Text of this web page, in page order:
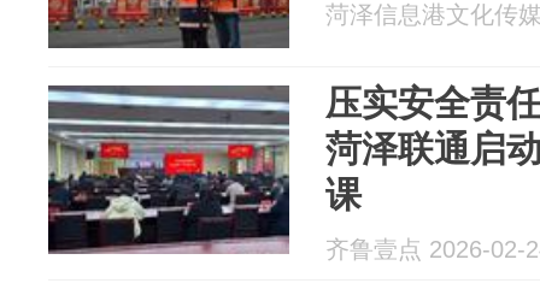
菏泽信息港文化传
压实安全责
菏泽联通启
课
齐鲁壹点 2026-02-